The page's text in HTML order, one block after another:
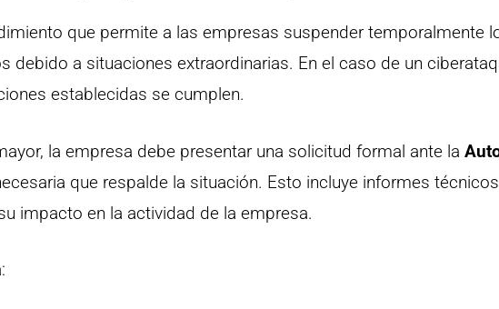
que permite a las empresas suspender temporalmente
a situaciones extraordinarias. En el caso de un
establecidas se cumplen.
la empresa debe presentar una solicitud formal ante la
que respalde la situación. Esto incluye informes
impacto en la actividad de la empresa.